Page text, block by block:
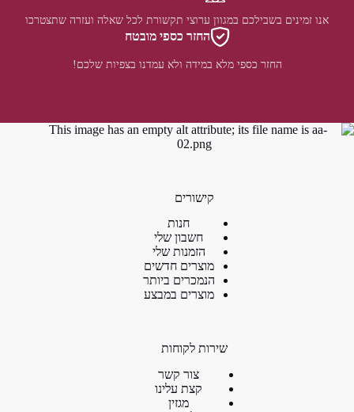
אנו זמינים בשבילכם במגוון ערוצי תקשורת לכל שאלה ועזרה שתצטרכו
החזר כספי מובטח
החזר כספי מלא במידה ולא עמדנו בצפיות שלכם!
קישורים
חנות
חשבון שלי
הזמנות שלי
מוצרים חדשים
הנמכרים ביותר
מוצרים במבצע
שירות לקוחות
צור קשר
קצת עלינו
מגזין